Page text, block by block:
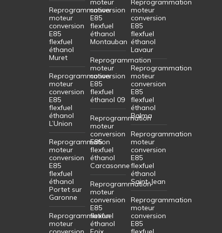
Reprogrammation
moteur
conversion
E85
flexfuel
éthanol
Muret
Reprogrammation
moteur
conversion
E85
flexfuel
éthanol
L’Union
Reprogrammation
moteur
conversion
E85
flexfuel
éthanol
Portet sur
Garonne
Reprogrammation
moteur
moteur
conversion
E85
flexfuel
éthanol
Montauban
Reprogrammation
moteur
conversion
E85
flexfuel
éthanol 09
Reprogrammation
moteur
conversion
E85
flexfuel
éthanol
Carcasonne
Reprogrammation
moteur
conversion
E85
flexfuel
éthanol
Reprogrammation
moteur
conversion
E85
flexfuel
éthanol
Lavaur
Reprogrammation
moteur
conversion
E85
flexfuel
éthanol
Balma
Reprogrammation
moteur
conversion
E85
flexfuel
éthanol
Saint-Jean
Reprogrammation
moteur
conversion
E85